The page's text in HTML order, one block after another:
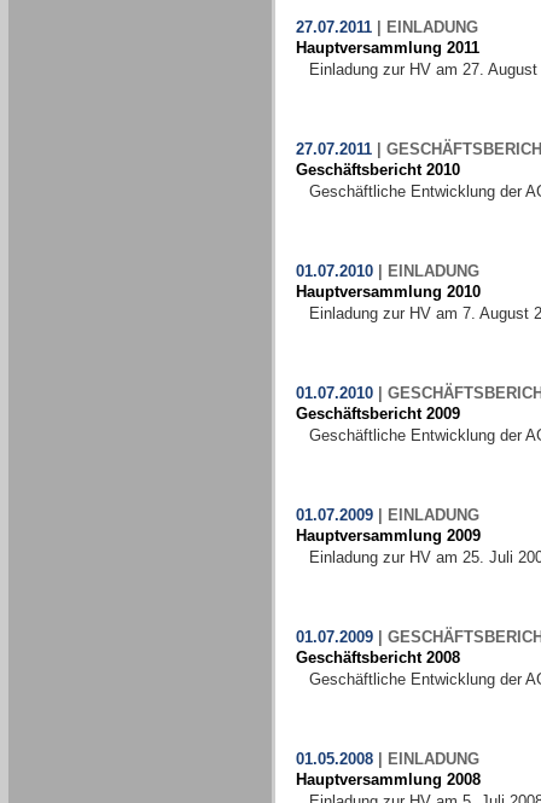
27.07.2011|
EINLADUNG
Hauptversammlung 2011
Einladung zur HV am 27. August
27.07.2011|
Geschäftsbericht 2010
Geschäftliche Entwicklung der
01.07.2010|
EINLADUNG
Hauptversammlung 2010
Einladung zur HV am 7. August
01.07.2010|
Geschäftsbericht 2009
Geschäftliche Entwicklung der
01.07.2009|
EINLADUNG
Hauptversammlung 2009
Einladung zur HV am 25. Juli
01.07.2009|
Geschäftsbericht 2008
Geschäftliche Entwicklung der
01.05.2008|
EINLADUNG
Hauptversammlung 2008